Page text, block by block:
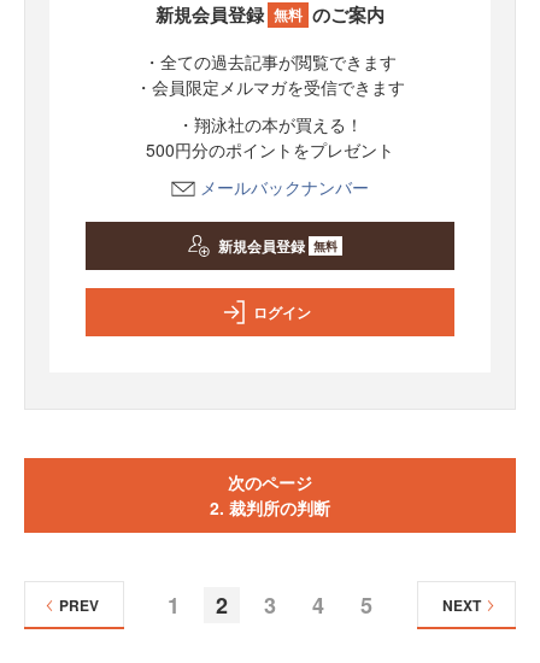
新規会員登録 無料 のご案内
・全ての過去記事が閲覧できます
・会員限定メルマガを受信できます
・翔泳社の本が買える！
500円分のポイントをプレゼント
メールバックナンバー
新規会員登録 無料
ログイン
次のページ
2. 裁判所の判断
1 2 3 4 5
PREV NEXT